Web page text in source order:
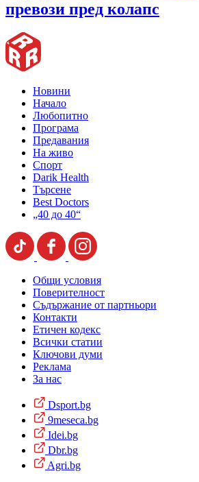
превози пред колапс
Новини
Начало
Любопитно
Програма
Предавания
На живо
Спорт
Darik Health
Търсене
Best Doctors
„40 до 40“
Общи условия
Поверителност
Съдържание от партньори
Контакти
Етичен кодекс
Всички статии
Ключови думи
Реклама
За нас
Dsport.bg
9meseca.bg
Idei.bg
Dbr.bg
Agri.bg